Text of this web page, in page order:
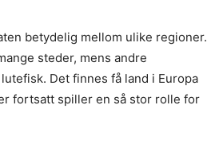
betydelig mellom ulike regioner.
steder, mens andre
Det finnes få land i Europa
fortsatt spiller en så stor rolle for